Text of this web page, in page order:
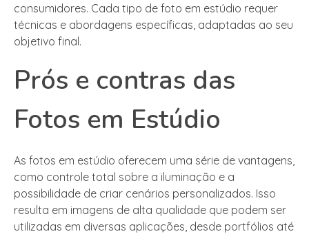
consumidores. Cada tipo de foto em estúdio requer
técnicas e abordagens específicas, adaptadas ao seu
objetivo final.
Prós e contras das
Fotos em Estúdio
As fotos em estúdio oferecem uma série de vantagens,
como controle total sobre a iluminação e a
possibilidade de criar cenários personalizados. Isso
resulta em imagens de alta qualidade que podem ser
utilizadas em diversas aplicações, desde portfólios até